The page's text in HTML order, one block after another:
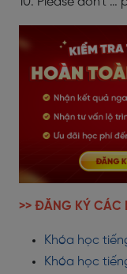
>> ĐĂNG KÝ CÁC
Khóa học
Khóa học